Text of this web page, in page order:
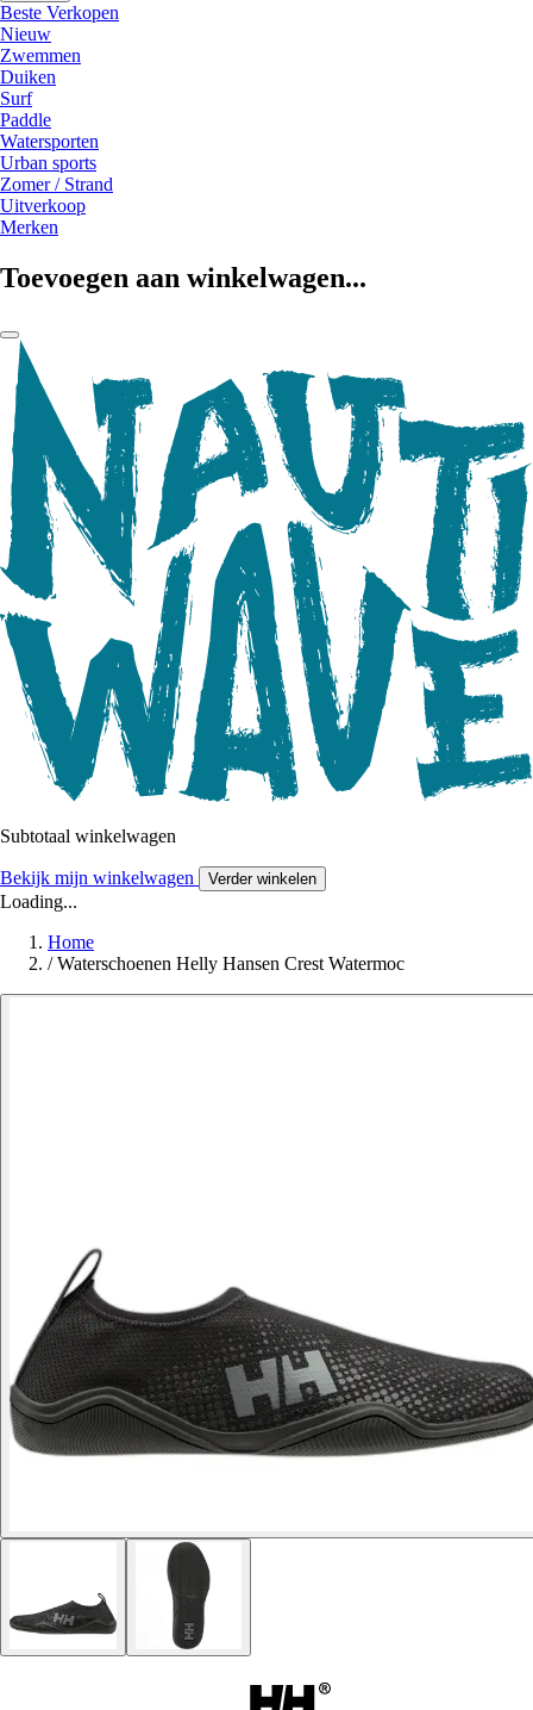
Beste Verkopen
Nieuw
Zwemmen
Duiken
Surf
Paddle
Watersporten
Urban sports
Zomer / Strand
Uitverkoop
Merken
Toevoegen aan winkelwagen...
Subtotaal winkelwagen
Bekijk mijn winkelwagen Verder winkelen
Loading...
Home
/ Waterschoenen Helly Hansen Crest Watermoc